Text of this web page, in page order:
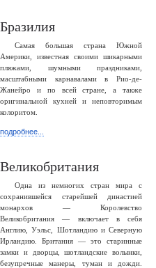
Бразилия
Самая большая страна Южной
Америки, известная своими шикарными
пляжами, шумными праздниками,
масштабными карнавалами в Рио-де-
Жанейро и по всей стране, а также
оригинальной кухней и неповторимым
колоритом.
подробнее...
Великобритания
Одна из немногих стран мира с
сохранившейся старейшей династией
монархов — Королевство
Великобритания — включает в себя
Англию, Уэльс, Шотландию и Северную
Ирландию. Британия — это старинные
замки и дворцы, шотландские волынки,
безупречные манеры, туман и дожди.